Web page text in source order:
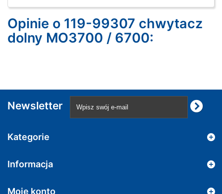
Opinie o 119-99307 chwytacz
dolny MO3700 / 6700:
Newsletter
Kategorie
Informacja
Moje konto